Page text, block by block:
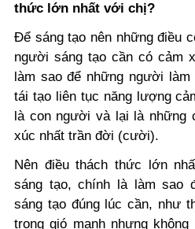
thức lớn nhất với chị?
Để sáng tạo nên những điều
người sáng tạo cần có cảm
làm sao để những người
tái tạo liên tục năng lượng
là con người và lại là những
xúc nhất trần đời (cười).
Nên điều thách thức lớn
sáng tạo, chính là làm sao
sáng tạo đúng lúc cần, như
trong gió mạnh nhưng